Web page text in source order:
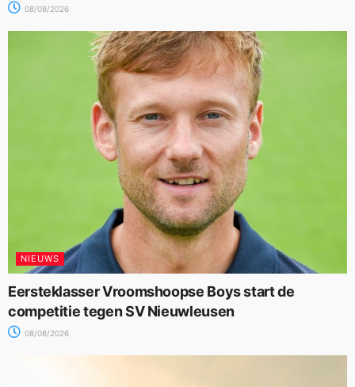
08/08/2026
NIEUWS
Eersteklasser Vroomshoopse Boys start de
competitie tegen SV Nieuwleusen
08/08/2026